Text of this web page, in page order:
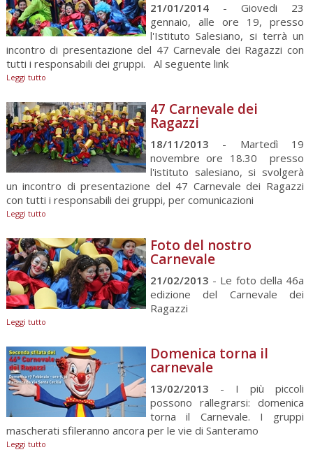
21/01/2014 - Giovedi 23
gennaio, alle ore 19, presso
l'Istituto Salesiano, si terrà un
incontro di presentazione del 47 Carnevale dei Ragazzi con
tutti i responsabili dei gruppi. Al seguente link
Leggi tutto
47 Carnevale dei
Ragazzi
18/11/2013 - Martedì 19
novembre ore 18.30 presso
l'istituto salesiano, si svolgerà
un incontro di presentazione del 47 Carnevale dei Ragazzi
con tutti i responsabili dei gruppi, per comunicazioni
Leggi tutto
Foto del nostro
Carnevale
21/02/2013 - Le foto della 46a
edizione del Carnevale dei
Ragazzi
Leggi tutto
Domenica torna il
carnevale
13/02/2013 - I più piccoli
possono rallegrarsi: domenica
torna il Carnevale. I gruppi
mascherati sfileranno ancora per le vie di Santeramo
Leggi tutto